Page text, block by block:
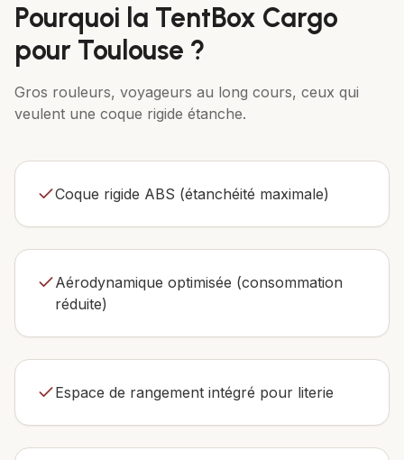
Pourquoi la TentBox Cargo
pour Toulouse ?
Gros rouleurs, voyageurs au long cours, ceux qui
veulent une coque rigide étanche.
Coque rigide ABS (étanchéité maximale)
Aérodynamique optimisée (consommation
réduite)
Espace de rangement intégré pour literie